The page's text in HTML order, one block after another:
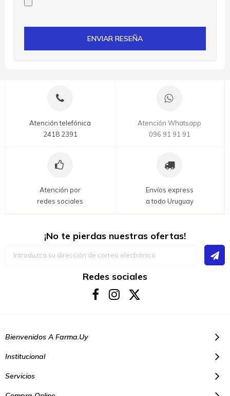
ENVIAR RESEÑA
Atención telefónica
2418 2391
Atención Whatsapp
096 91 91 91
Atención por
redes sociales
Envíos express
a todo Uruguay
¡No te pierdas nuestras ofertas!
Redes sociales
Bienvenidos A Farma.uy
Institucional
Servicios